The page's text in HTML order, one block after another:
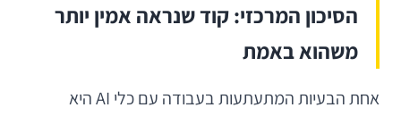
הסיכון המרכזי: קוד שנראה אמין יותר
משהוא באמת
אחת הבעיות המתעתעות בעבודה עם כלי AI היא